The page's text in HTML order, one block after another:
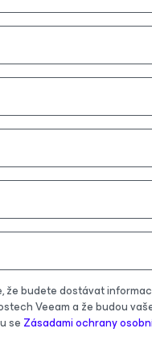
že budete dostávat
Veeam a že budou
se Zásadami ochrany